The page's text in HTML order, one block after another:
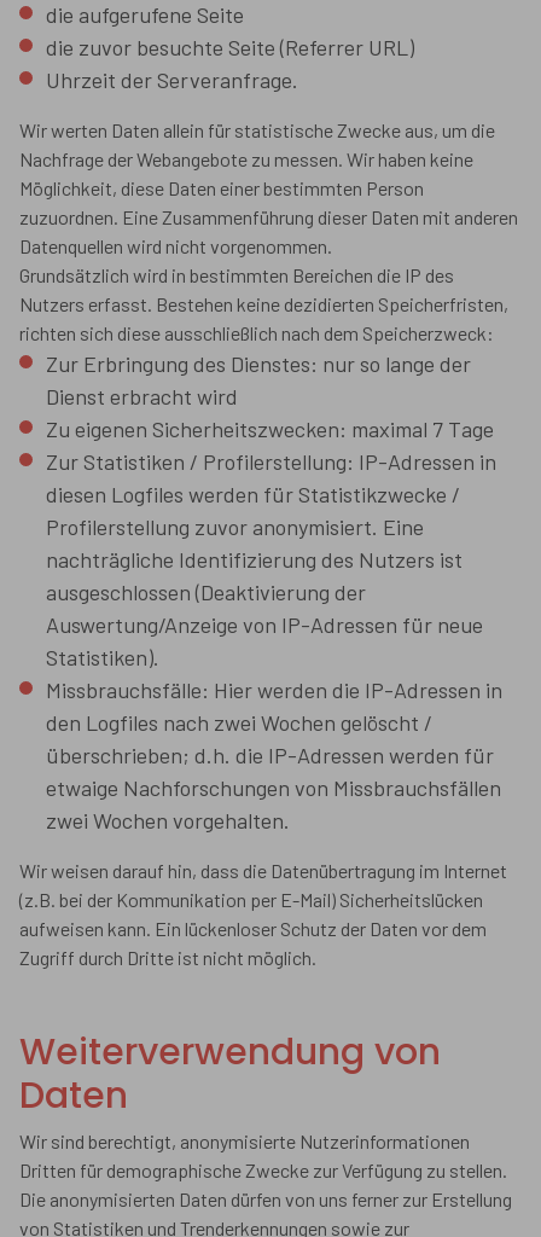
die aufgerufene Seite
die zuvor besuchte Seite (Referrer URL)
Uhrzeit der Serveranfrage.
Wir werten Daten allein für statistische Zwecke aus, um die
Nachfrage der Webangebote zu messen. Wir haben keine
Möglichkeit, diese Daten einer bestimmten Person
zuzuordnen. Eine Zusammenführung dieser Daten mit anderen
Datenquellen wird nicht vorgenommen.
Grundsätzlich wird in bestimmten Bereichen die IP des
Nutzers erfasst. Bestehen keine dezidierten Speicherfristen,
richten sich diese ausschließlich nach dem Speicherzweck:
Zur Erbringung des Dienstes: nur so lange der
Dienst erbracht wird
Zu eigenen Sicherheitszwecken: maximal 7 Tage
Zur Statistiken / Profilerstellung: IP-Adressen in
diesen Logfiles werden für Statistikzwecke /
Profilerstellung zuvor anonymisiert. Eine
nachträgliche Identifizierung des Nutzers ist
ausgeschlossen (Deaktivierung der
Auswertung/Anzeige von IP-Adressen für neue
Statistiken).
Missbrauchsfälle: Hier werden die IP-Adressen in
den Logfiles nach zwei Wochen gelöscht /
überschrieben; d.h. die IP-Adressen werden für
etwaige Nachforschungen von Missbrauchsfällen
zwei Wochen vorgehalten.
Wir weisen darauf hin, dass die Datenübertragung im Internet
(z.B. bei der Kommunikation per E-Mail) Sicherheitslücken
aufweisen kann. Ein lückenloser Schutz der Daten vor dem
Zugriff durch Dritte ist nicht möglich.
Weiterverwendung von
Daten
Wir sind berechtigt, anonymisierte Nutzerinformationen
Dritten für demographische Zwecke zur Verfügung zu stellen.
Die anonymisierten Daten dürfen von uns ferner zur Erstellung
von Statistiken und Trenderkennungen sowie zur